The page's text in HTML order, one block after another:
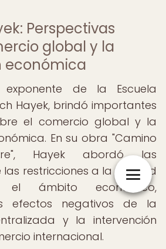
Perspectivas
global y la
económica
exponente de la Escuela
Hayek, brindó importantes
el comercio global y la
En su obra "Camino
Hayek abordó las
restricciones a la libertad
el ámbito económico,
efectos negativos de la
y la intervención
internacional.